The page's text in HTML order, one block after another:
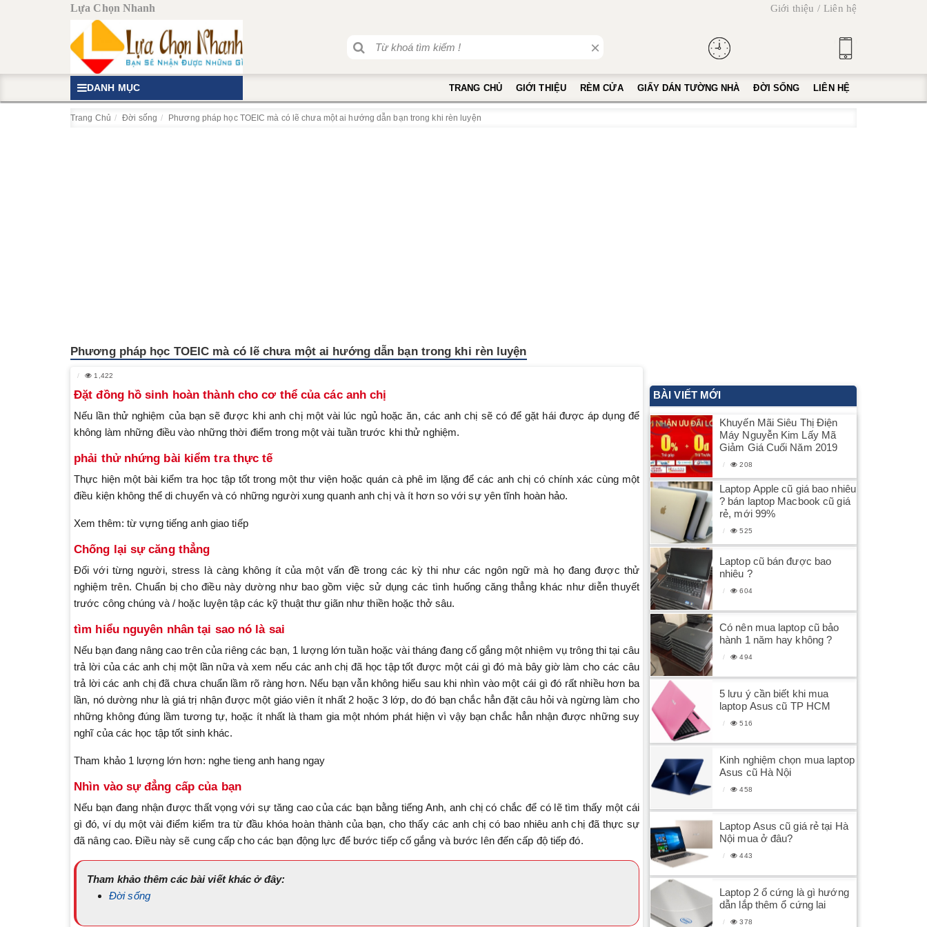
Lựa Chọn Nhanh Giới thiệu Liên hệ
×
DANH MỤC TRANG CHỦ GIỚI THIỆU RÈM CỬA GIẤY DÁN TƯỜNG NHÀ ĐỜI SỐNG LIÊN HỆ
Trang Chủ Đời sống Phương pháp học TOEIC mà có lẽ chưa một ai hướng dẫn bạn trong khi rèn luyện
Phương pháp học TOEIC mà có lẽ chưa một ai hướng dẫn bạn trong khi rèn luyện
1,422
Đặt đồng hồ sinh hoàn thành cho cơ thể của các anh chị
Nếu lần thử nghiệm của bạn sẽ được khi anh chị một vài lúc ngủ hoặc ăn, các anh chị sẽ có để gặt hái được áp dụng để
không làm những điều vào những thời điểm trong một vài tuần trước khi thử nghiệm.
phải thử nhứng bài kiểm tra thực tế
Thực hiện một bài kiểm tra học tập tốt trong một thư viện hoặc quán cà phê im lặng để các anh chị có chính xác cùng một
điều kiện không thể di chuyển và có những người xung quanh anh chị và ít hơn so với sự yên tĩnh hoàn hảo.
Xem thêm: từ vựng tiếng anh giao tiếp
Chống lại sự căng thẳng
Đối với từng người, stress là càng không ít của một vấn đề trong các kỳ thi như các ngôn ngữ mà họ đang được thử
nghiệm trên. Chuẩn bị cho điều này dường như bao gồm việc sử dụng các tình huống căng thẳng khác như diễn thuyết
trước công chúng và / hoặc luyện tập các kỹ thuật thư giãn như thiền hoặc thở sâu.
tìm hiểu nguyên nhân tại sao nó là sai
Nếu bạn đang nâng cao trên của riêng các bạn, 1 lượng lớn tuần hoặc vài tháng đang cố gắng một nhiệm vụ trông thi tại câu
trả lời của các anh chị một lần nữa và xem nếu các anh chị đã học tập tốt được một cái gì đó mà bây giờ làm cho các câu
trả lời các anh chị đã chưa chuẩn lầm rõ ràng hơn. Nếu bạn vẫn không hiểu sau khi nhìn vào một cái gì đó rất nhiều hơn ba
lần, nó dường như là giá trị nhận được một giáo viên ít nhất 2 hoặc 3 lớp, do đó bạn chắc hẳn đặt câu hỏi và ngừng làm cho
những không đúng lầm tương tự, hoặc ít nhất là tham gia một nhóm phát hiện vì vậy bạn chắc hẳn nhận được những suy
nghĩ của các học tập tốt sinh khác.
Tham khảo 1 lượng lớn hơn: nghe tieng anh hang ngay
Nhìn vào sự đẳng cấp của bạn
Nếu bạn đang nhận được thất vọng với sự tăng cao của các bạn bằng tiếng Anh, anh chị có chắc để có lẽ tìm thấy một cái
gì đó, ví dụ một vài điểm kiểm tra từ đầu khóa hoàn thành của bạn, cho thấy các anh chị có bao nhiêu anh chị đã thực sự
đã nâng cao. Điều này sẽ cung cấp cho các bạn động lực để bước tiếp cố gắng và bước lên đến cấp độ tiếp đó.
Tham khảo thêm các bài viết khác ở đây:
Đời sống
BÀI VIẾT MỚI
Khuyến Mãi Siêu Thị Điện
Máy Nguyễn Kim Lấy Mã
Giảm Giá Cuối Năm 2019
208
Laptop Apple cũ giá bao nhiêu
? bán laptop Macbook cũ giá
rẻ, mới 99%
525
Laptop cũ bán được bao
nhiêu ?
604
Có nên mua laptop cũ bảo
hành 1 năm hay không ?
494
5 lưu ý cần biết khi mua
laptop Asus cũ TP HCM
516
Kinh nghiệm chọn mua laptop
Asus cũ Hà Nội
458
Laptop Asus cũ giá rẻ tại Hà
Nội mua ở đâu?
443
Laptop 2 ổ cứng là gì hướng
dẫn lắp thêm ổ cứng lai
378